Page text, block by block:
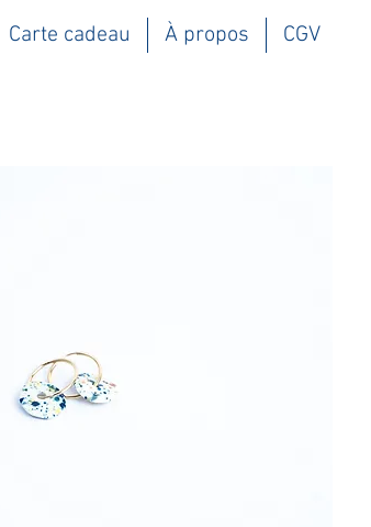
Carte cadeau À propos CGV